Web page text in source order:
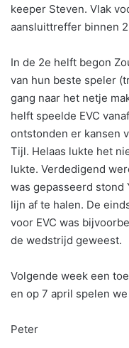
keeper Steven. Vlak
aansluittreffer binnen
In de 2e helft begon
van hun beste speler
gang naar het netje
helft speelde EVC
ontstonden er kansen
Tijl. Helaas lukte het
lukte. Verdedigend
was gepasseerd stond
lijn af te halen. De
voor EVC was
de wedstrijd geweest.
Volgende week een
en op 7 april spelen
Peter